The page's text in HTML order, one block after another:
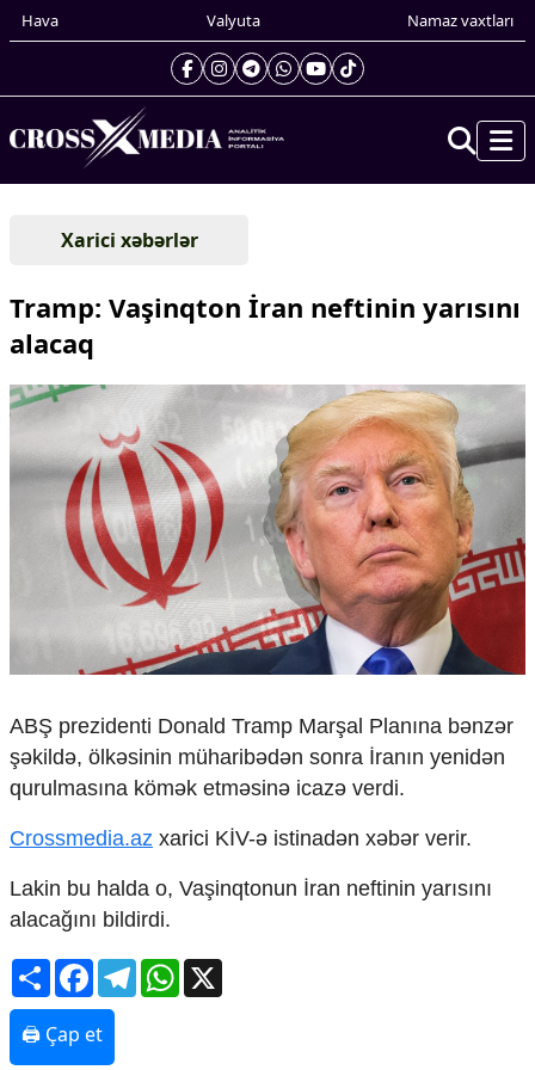
Hava Valyuta Namaz vaxtları
Gündəm
Xarici xəbərlər
Cənubi Qafqaz
Yaxın Şərq
Avropa
Amerika
Asiya
Afrika
Çarpaz baxış
Geosiyasi
İqtisadi
Araşdırma
Multimedia
Video
Podcast
Humanitar
Elm və təhsil
Mədəniyyət
Diaspor
Yüksəliş hekayəsi
Xarici xəbərlər
Tramp: Vaşinqton İran neftinin yarısını
alacaq
ABŞ prezidenti Donald Tramp Marşal Planına bənzər
şəkildə, ölkəsinin müharibədən sonra İranın yenidən
qurulmasına kömək etməsinə icazə verdi.
Crossmedia.az xarici KİV-ə istinadən xəbər verir.
Lakin bu halda o, Vaşinqtonun İran neftinin yarısını
alacağını bildirdi.
ShareFacebookTelegramWhatsApp
🖨 Çap et